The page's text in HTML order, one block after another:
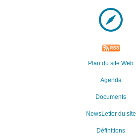
Plan du site Web
Agenda
Documents
NewsLetter du site
Définitions